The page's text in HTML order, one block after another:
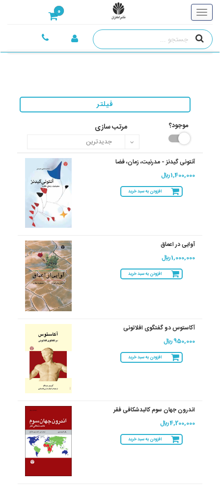
0
فیلتر
موجود؟ مرتب سازی
آنتونی گیدنز - مدرنیت، زمان، فضا
1,400,000 ريال
افزودن به سبد خرید
آوایی در اعماق
1,000,000 ريال
افزودن به سبد خرید
آکاستوس دو گفتگوی افلاتونی
950,000 ريال
افزودن به سبد خرید
اندرون جهان سوم کالبدشکافی فقر
4,200,000 ريال
افزودن به سبد خرید